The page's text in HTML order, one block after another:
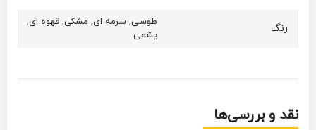
رنگ
طوسی, سرمه ای, مشکی, قهوه ای,
یشمی
نقد و بررسی‌ها